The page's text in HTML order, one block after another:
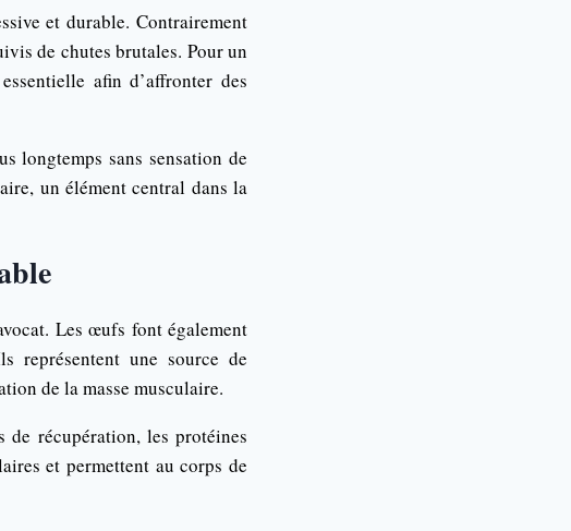
et durable. Contrairement
de chutes brutales. Pour un
afin d’affronter des
longtemps sans sensation de
un élément central dans la
Les œufs font également
représentent une source de
de la masse musculaire.
de récupération, les protéines
et permettent au corps de